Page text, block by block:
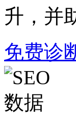
升，并
免费诊